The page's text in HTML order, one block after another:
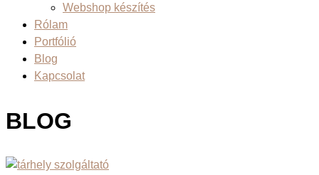
Webshop készítés
Rólam
Portfólió
Blog
Kapcsolat
BLOG